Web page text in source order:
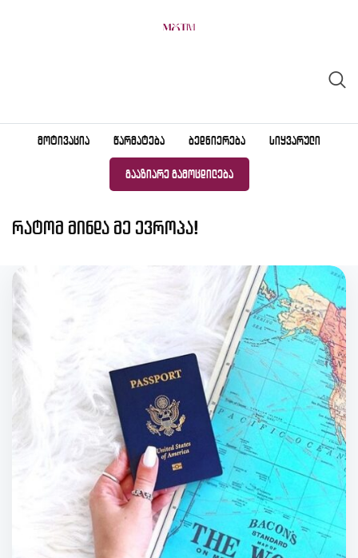
ᲛᲝᲢᲘᲕᲐᲪᲘᲐ ᲬᲐᲠᲛᲐᲢᲔᲑᲐ ᲑᲔᲓᲜᲘᲔᲠᲔᲑᲐ ᲡᲘᲧᲕᲐᲠᲣᲚᲘ
ᲒᲐᲐᲖᲘᲐᲠᲔ ᲒᲐᲛᲝᲪᲓᲘᲚᲔᲑᲐ
რატომ მინდა მე ევროპა!